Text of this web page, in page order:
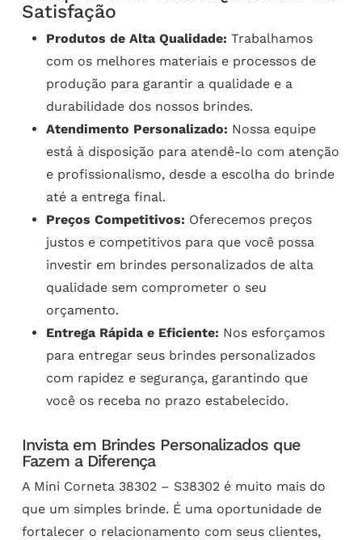
Satisfação
Produtos de Alta Qualidade: Trabalhamos
com os melhores materiais e processos de
produção para garantir a qualidade e a
durabilidade dos nossos brindes.
Atendimento Personalizado: Nossa equipe
está à disposição para atendê-lo com atenção
e profissionalismo, desde a escolha do brinde
até a entrega final.
Preços Competitivos: Oferecemos preços
justos e competitivos para que você possa
investir em brindes personalizados de alta
qualidade sem comprometer o seu
orçamento.
Entrega Rápida e Eficiente: Nos esforçamos
para entregar seus brindes personalizados
com rapidez e segurança, garantindo que
você os receba no prazo estabelecido.
Invista em Brindes Personalizados que
Fazem a Diferença
A Mini Corneta 38302 – S38302 é muito mais do
que um simples brinde. É uma oportunidade de
fortalecer o relacionamento com seus clientes,